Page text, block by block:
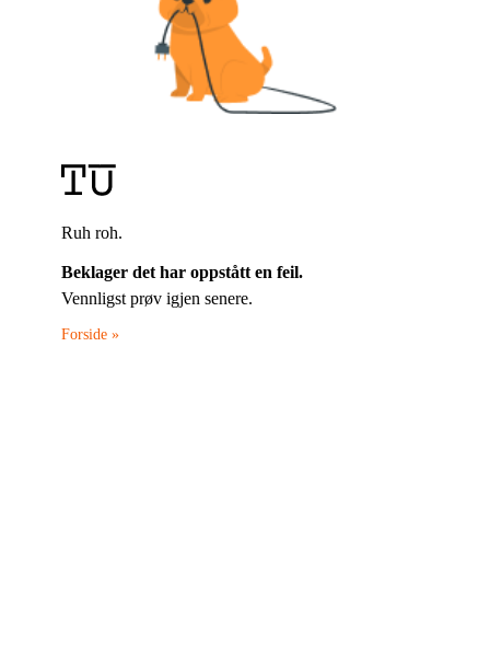
Ruh roh.
Beklager det har oppstått en feil.
Vennligst prøv igjen senere.
Forside »